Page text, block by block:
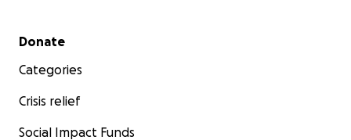
Secondary menu
Donate
Categories
Crisis relief
Social Impact Funds